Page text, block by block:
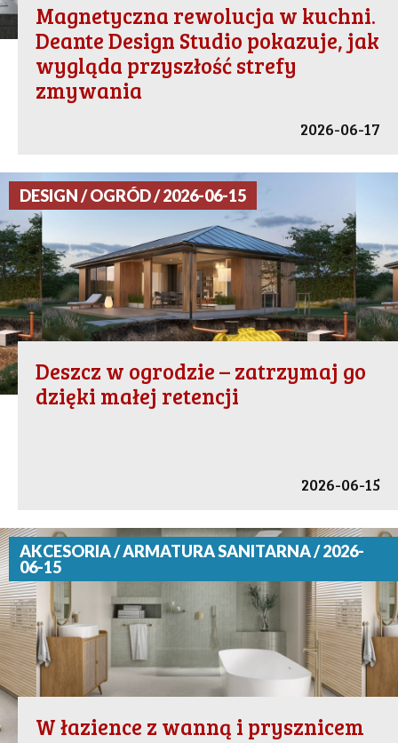
Magnetyczna rewolucja w kuchni.
Deante Design Studio pokazuje, jak
wygląda przyszłość strefy
zmywania
2026-06-17
DESIGN / OGRÓD / 2026-06-15
Deszcz w ogrodzie – zatrzymaj go
dzięki małej retencji
2026-06-15
AKCESORIA / ARMATURA SANITARNA / 2026-
06-15
W łazience z wanną i prysznicem